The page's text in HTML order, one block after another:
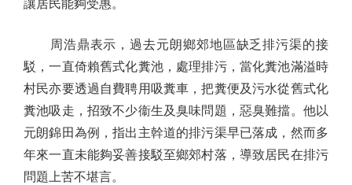
讓居民能夠受惠。
周浩鼎表示，過去元朗鄉郊地區缺乏排污渠的接
駁，一直倚賴舊式化糞池，處理排污，當化糞池滿溢時
村民亦要透過自費聘用吸糞車，把糞便及污水從舊式化
糞池吸走，招致不少衞生及臭味問題，惡臭難擋。他以
元朗錦田為例，指出主幹道的排污渠早已落成，然而多
年來一直未能夠妥善接駁至鄉郊村落，導致居民在排污
問題上苦不堪言。